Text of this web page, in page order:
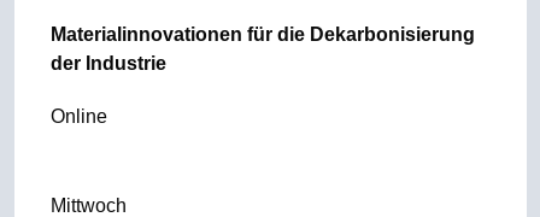
Materialinnovationen für die Dekarbonisierung
der Industrie
Online
Mittwoch